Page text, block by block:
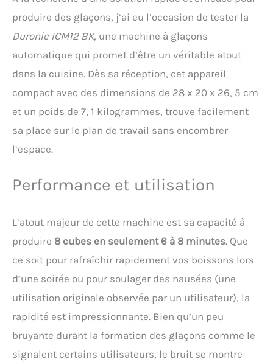
machine à glaçons se
glisse dans tout espace
limité : plan de cuisine,
coin bureau, camping-car
ou terrasse.
Nettoyage
automatique en un seul
nettoyage intégrée assure
une hygiène impeccable et
sans odeur. Le système de
rapide.
2 Tailles de
glaçons en forme de balle
en deux tailles différentes.
parfaits pour garder les
fruits de mer et la bière au
sont idéaux pour les
boissons et assurent un
suffit d'appuyer sur un
bouton pour choisir la
produire des glaçons, j’ai eu l’occasion de tester la
Duronic ICM12 BK, une machine à glaçons
automatique qui promet d’être un véritable atout
dans la cuisine. Dès sa réception, cet appareil
compact avec des dimensions de 28 x 20 x 26, 5 cm
et un poids de 7, 1 kilogrammes, trouve facilement
sa place sur le plan de travail sans encombrer
l’espace.
Performance et utilisation
L’atout majeur de cette machine est sa capacité à
produire 8 cubes en seulement 6 à 8 minutes. Que
ce soit pour rafraîchir rapidement vos boissons lors
d’une soirée ou pour soulager des nausées (une
utilisation originale observée par un utilisateur), la
rapidité est impressionnante. Bien qu’un peu
bruyante durant la formation des glaçons comme le
signalent certains utilisateurs, le bruit se montre